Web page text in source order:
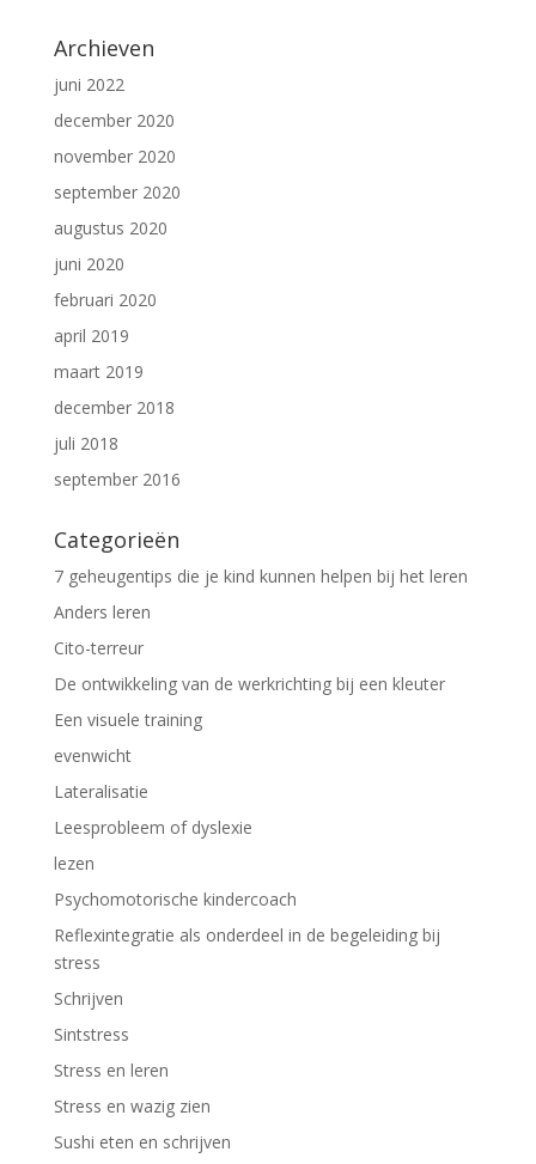
Archieven
juni 2022
december 2020
november 2020
september 2020
augustus 2020
juni 2020
februari 2020
april 2019
maart 2019
december 2018
juli 2018
september 2016
Categorieën
7 geheugentips die je kind kunnen helpen bij het leren
Anders leren
Cito-terreur
De ontwikkeling van de werkrichting bij een kleuter
Een visuele training
evenwicht
Lateralisatie
Leesprobleem of dyslexie
lezen
Psychomotorische kindercoach
Reflexintegratie als onderdeel in de begeleiding bij
stress
Schrijven
Sintstress
Stress en leren
Stress en wazig zien
Sushi eten en schrijven